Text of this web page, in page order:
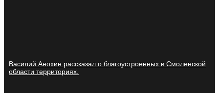
Василий Анохин рассказал о благоустроенных в Смоленской
области территориях.